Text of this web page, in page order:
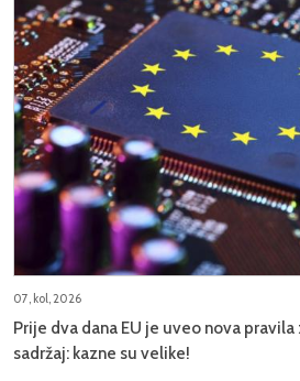
07, kol, 2026
Prije dva dana EU je uveo nova pravila
sadržaj: kazne su velike!